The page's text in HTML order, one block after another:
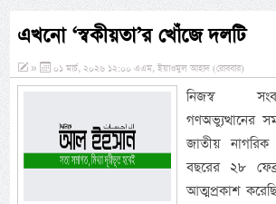
এখনো ‘স্বকীয়তা’র খোঁজে দলটি
» ০১ মার্চ, ২০২৬ ১২:০০ এএম, ইয়াওমুল আহাদ (রোববার)
নিজস্ব
গণঅভ্যুত্থানের
জাতীয়
বছরের ২৮
আত্মপ্রকাশ